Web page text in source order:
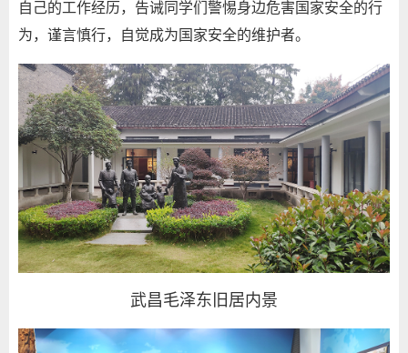
自己的工作经历，告诫同学们警惕身边危害国家安全的行
为，谨言慎行，自觉成为国家安全的维护者。
武昌毛泽东旧居内景